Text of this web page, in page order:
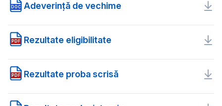
DOC Adeverință de vechime
PDF Rezultate eligibilitate
PDF Rezultate proba scrisă